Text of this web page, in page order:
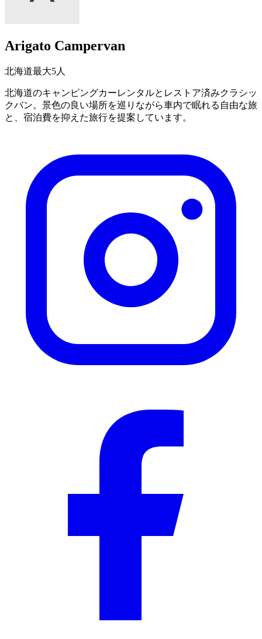
Arigato Campervan
北海道最大5人
北海道のキャンピングカーレンタルとレストア済みクラシッ
クバン。景色の良い場所を巡りながら車内で眠れる自由な旅
と、宿泊費を抑えた旅行を提案しています。